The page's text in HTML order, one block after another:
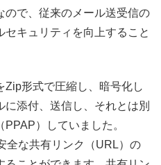
ので、従来のメール送受信の
キュリティを向上すること
Zip形式で圧縮し、暗号化し
添付、送信し、それとは別
）していました。
全な共有リンク（URL）の